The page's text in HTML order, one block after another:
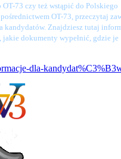
OT-73 czy też wstąpić do Polskiego
OT-73, przeczytaj
kandydatów. Znajdziesz tutaj
jakie dokumenty wypełnić, gdzie je
dla-